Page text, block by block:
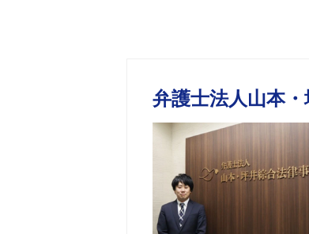
弁護士法人山本